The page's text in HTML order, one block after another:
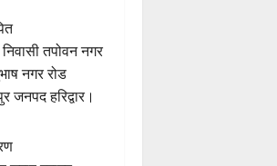
तपोवन नगर
नगर रोड
जनपद हरिद्वार।